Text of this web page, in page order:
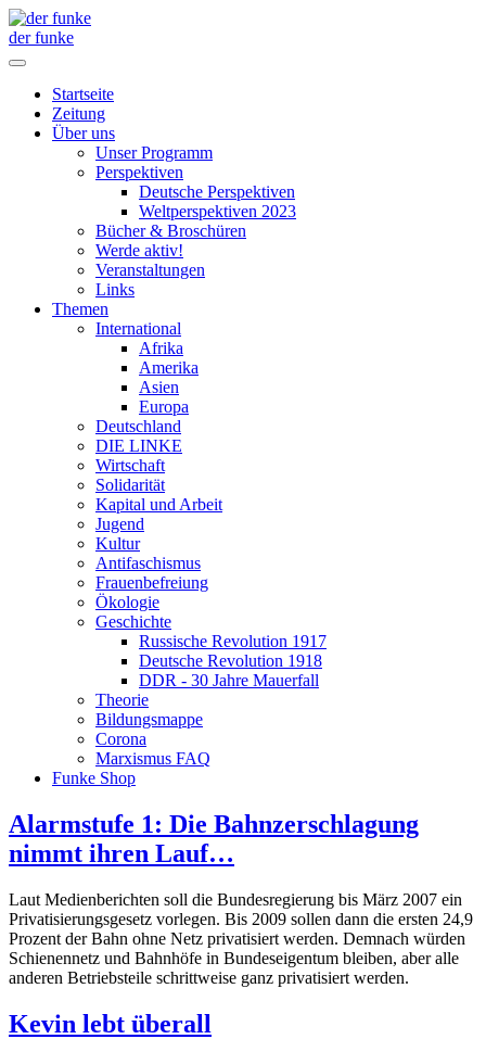
der funke
Startseite
Zeitung
Über uns
Unser Programm
Perspektiven
Deutsche Perspektiven
Weltperspektiven 2023
Bücher & Broschüren
Werde aktiv!
Veranstaltungen
Links
Themen
International
Afrika
Amerika
Asien
Europa
Deutschland
DIE LINKE
Wirtschaft
Solidarität
Kapital und Arbeit
Jugend
Kultur
Antifaschismus
Frauenbefreiung
Ökologie
Geschichte
Russische Revolution 1917
Deutsche Revolution 1918
DDR - 30 Jahre Mauerfall
Theorie
Bildungsmappe
Corona
Marxismus FAQ
Funke Shop
Alarmstufe 1: Die Bahnzerschlagung
nimmt ihren Lauf…
Laut Medienberichten soll die Bundesregierung bis März 2007 ein
Privatisierungsgesetz vorlegen. Bis 2009 sollen dann die ersten 24,9
Prozent der Bahn ohne Netz privatisiert werden. Demnach würden
Schienennetz und Bahnhöfe in Bundeseigentum bleiben, aber alle
anderen Betriebsteile schrittweise ganz privatisiert werden.
Kevin lebt überall